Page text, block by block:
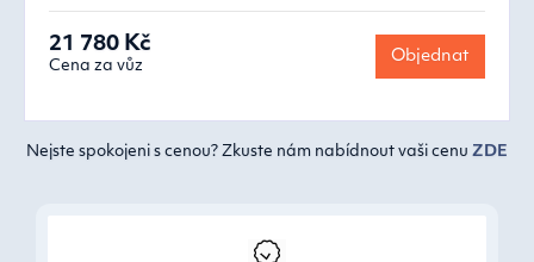
21 780 Kč
Cena za vůz
Objednat
Nejste spokojeni s cenou? Zkuste nám nabídnout vaši cenu ZDE